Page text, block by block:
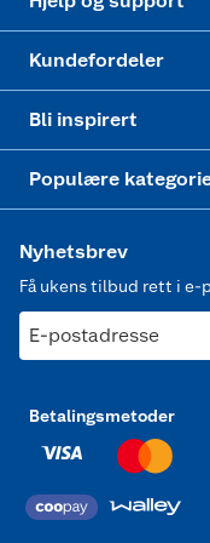
Kundefordeler
Bli inspirert
Populære
Nyhetsbrev
Få ukens tilbud rett i e-
E-postadresse
Betalingsmetoder